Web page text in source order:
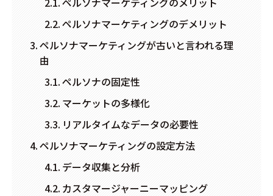
ペルソナマーケティングのデメリット
ペルソナマーケティングが古いと言われる理
由
ペルソナの固定性
マーケットの多様化
リアルタイムなデータの必要性
ペルソナマーケティングの設定方法
データ収集と分析
カスタマージャーニーマッピング